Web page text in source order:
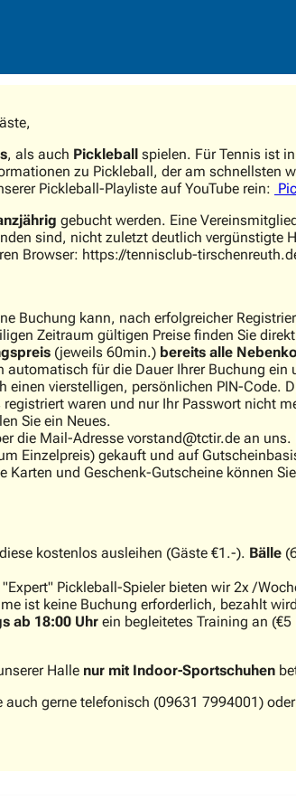
, als auch Pickleball spielen. Für Tennis ist
zu Pickleball, der am schnellsten
Pickleball-Playliste auf YouTube rein:
gebucht werden. Eine
sind, nicht zuletzt deutlich vergünstigte
Browser: https://tennisclub-
Buchung kann, nach erfolgreicher
Zeitraum gültigen Preise finden Sie
(jeweils 60min.) bereits alle
für die Dauer Ihrer Buchung
einen vierstelligen, persönlichen PIN-Code.
waren und nur Ihr Passwort nicht
Sie ein Neues.
die Mail-Adresse vorstand@tctir.de an
Einzelpreis) gekauft und auf
Karten und Geschenk-Gutscheine können
kostenlos ausleihen (Gäste €1.-). Bälle
Pickleball-Spieler bieten wir 2x /
ist keine Buchung erforderlich, bezahlt
ab 18:00 Uhr ein begleitetes Training an
Halle nur mit Indoor-Sportschuhen
auch gerne telefonisch (09631 7994001)